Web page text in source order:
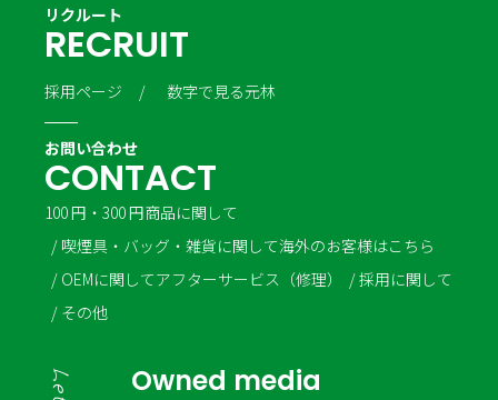
リクルート
RECRUIT
採用ページ 数字で見る元林
お問い合わせ
CONTACT
100 円・300 円商品に関して
喫煙具・バッグ・雑貨に関して海外のお客様はこちら
OEMに関してアフターサービス（修理）
採用に関して
その他
Owned media